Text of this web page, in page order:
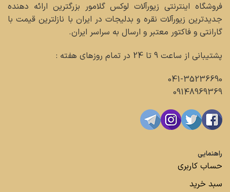
فروشگاه اینترنتی زیورآلات لوکس گلامور بزرگترین ارائه دهنده
جدیدترین زیورآلات نقره و بدلیجات در ایران با نازلترین قیمت با
گارانتی و فاکتور معتبر و ارسال به سراسر ایران.
پشتیبانی از ساعت 9 تا 24 در تمام روزهای هفته :
041-35236690
09148969369
راهنمایی
حساب کاربری
سبد خرید